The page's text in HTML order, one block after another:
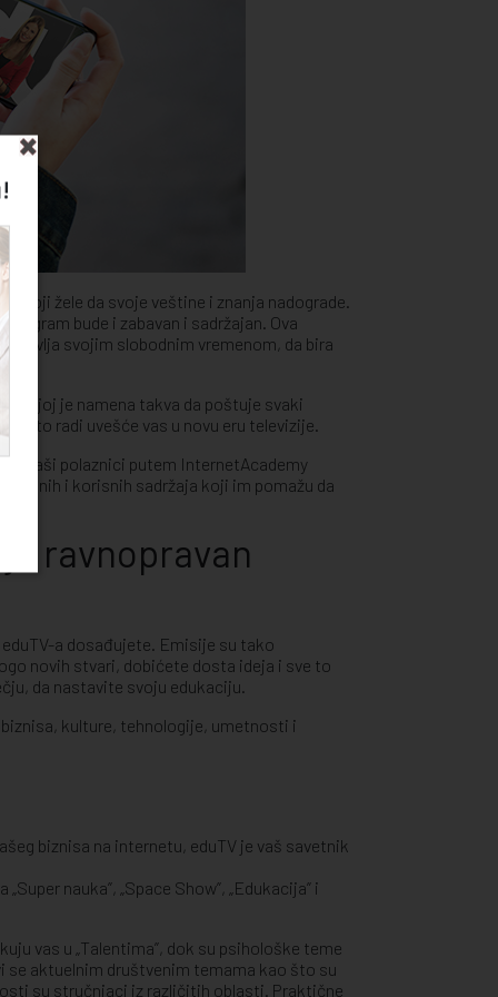
koji žele da svoje veštine i znanja nadograde.
bude i zabavan i sadržajan. Ova
svojim slobodnim vremenom, da bira
da joj je namena takva da poštuje svaki
to radi uvešće vas u novu eru televizije.
naši polaznici putem InternetAcademy
i korisnih sadržaja koji im pomažu da
ravnopravan
a dosađujete. Emisije su tako
novih stvari, dobićete dosta ideja i sve to
da nastavite svoju edukaciju.
kulture, tehnologije, umetnosti i
biznisa na internetu, eduTV je vaš savetnik
nauka”, „Space Show”, „Edukacija” i
vas u „Talentima”, dok su psihološke teme
se aktuelnim društvenim temama kao što su
su stručnjaci iz različitih oblasti. Praktične